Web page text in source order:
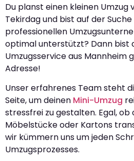
Du planst einen kleinen Umzug
Tekirdag und bist auf der
professionellen
optimal unterstützt? Dann bist
Umzugsservice aus Mannheim
Adresse!
Unser erfahrenes Team steht
Seite, um deinen Mini-Umzug
stressfrei zu gestalten. Egal, ob
Möbelstücke oder Kartons
wir kümmern uns um jeden
Umzugsprozesses.